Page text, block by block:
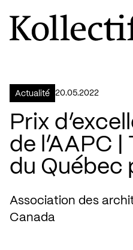
Aller à la page d'accueil
Logo Kollectif
Actualité 20.05.2022
Prix
de l’AAPC
du Québec
Association des
Canada